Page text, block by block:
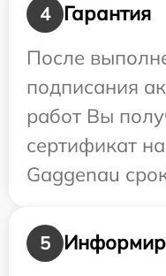
4
Гарантия
После
подписания
работ Вы
сертификат
Gaggenau
5